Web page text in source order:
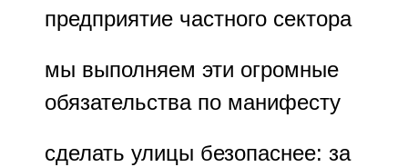
предприятие частного сектора
мы выполняем эти огромные
обязательства по манифесту
сделать улицы безопаснее: за